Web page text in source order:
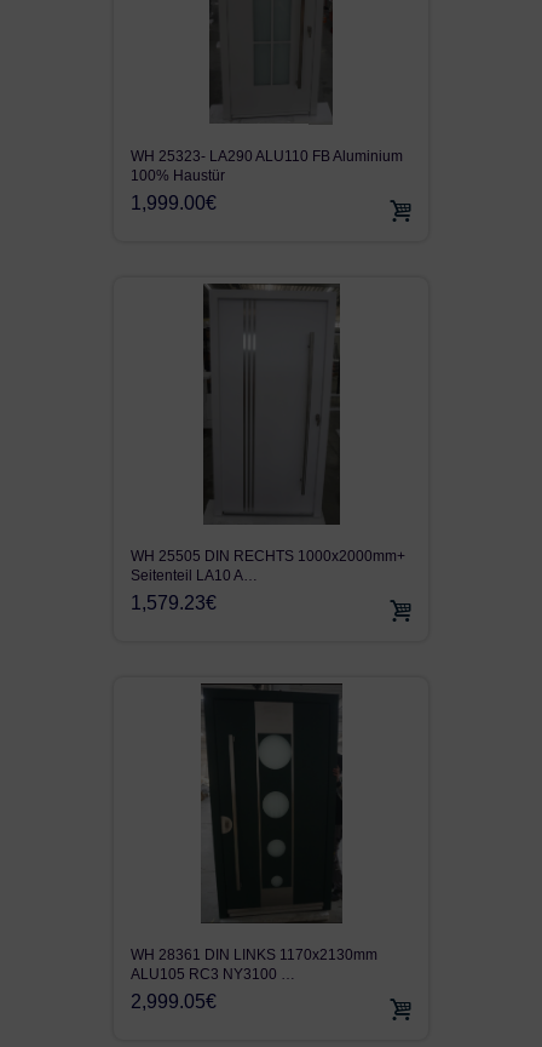
WH 25323- LA290 ALU110 FB Aluminium
100% Haustür
1,999.00€
WH 25505 DIN RECHTS 1000x2000mm+
Seitenteil LA10 A…
1,579.23€
WH 28361 DIN LINKS 1170x2130mm
ALU105 RC3 NY3100 …
2,999.05€